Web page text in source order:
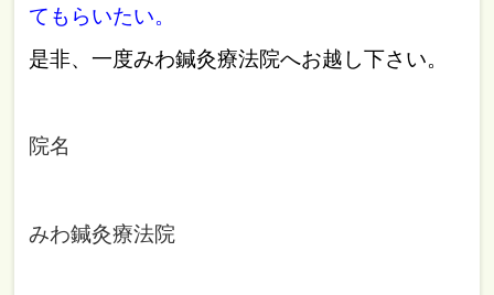
てもらいたい。
是非、一度みわ鍼灸療法院へお越し下さい。
院名
みわ鍼灸療法院